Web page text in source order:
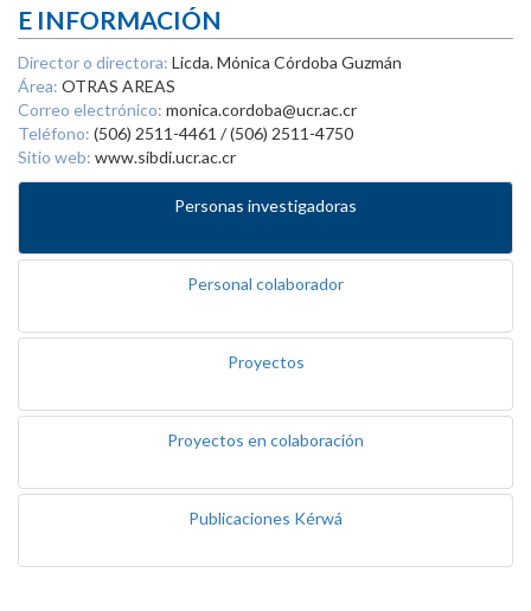
E INFORMACIÓN
Director o directora: Licda. Mónica Córdoba Guzmán
Área: OTRAS AREAS
Correo electrónico: monica.cordoba@ucr.ac.cr
Teléfono: (506) 2511-4461 / (506) 2511-4750
Sitio web: www.sibdi.ucr.ac.cr
Personas investigadoras
Personal colaborador
Proyectos
Proyectos en colaboración
Publicaciones Kérwá